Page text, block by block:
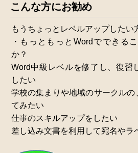
こんな方にお勧め
もうちょっとレベルアップしたい
・もっともっとWordでできる
か？
Word中級レベルを修了し、復習
したい
学校の集まりや地域のサークルの
てみたい
仕事のスキルアップをしたい
差し込み文書を利用して宛名やラ